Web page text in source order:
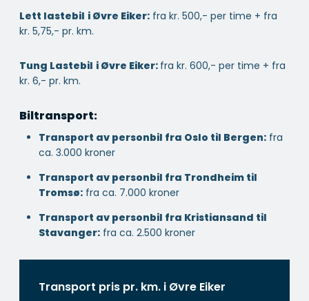
Lett lastebil i Øvre Eiker: fra kr. 500,- per time + fra
kr. 5,75,- pr. km.
Tung Lastebil i Øvre Eiker: fra kr. 600,- per time + fra
kr. 6,- pr. km.
Biltransport:
Transport av personbil fra Oslo til Bergen: fra
ca. 3.000 kroner
Transport av personbil fra Trondheim til
Tromsø: fra ca. 7.000 kroner
Transport av personbil fra Kristiansand til
Stavanger: fra ca. 2.500 kroner
Transport pris pr. km. i Øvre Eiker